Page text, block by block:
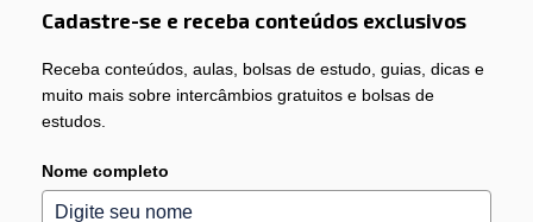
Cadastre-se e receba conteúdos exclusivos
Receba conteúdos, aulas, bolsas de estudo, guias, dicas e
muito mais sobre intercâmbios gratuitos e bolsas de
estudos.
Nome completo